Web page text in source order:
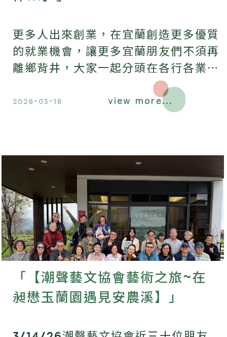
更多人出來創業，在宜蘭創造更多優質
的就業機會，讓更多宜蘭朋友們不須再
離鄉背井，大家一起分頭在各行各業成
功創業，並且將來行有餘力一起行公益
福慧雙修，致力於宜蘭各方面的變革型
2026-03-18 view more...
「【潮聲藝文協會藝術之旅~在
昶懋玉蘭園遇見安農溪】」